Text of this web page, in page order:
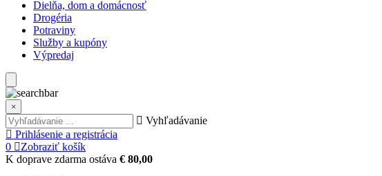
Dielňa, dom a domácnosť
Drogéria
Potraviny
Služby a kupóny
Výpredaj
×
Vyhľadávanie
Prihlásenie a registrácia
0
Zobraziť košík
K doprave zdarma ostáva € 80,00